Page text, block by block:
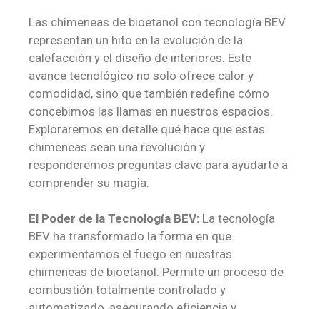
Las chimeneas de bioetanol con tecnología BEV
representan un hito en la evolución de la
calefacción y el diseño de interiores. Este
avance tecnológico no solo ofrece calor y
comodidad, sino que también redefine cómo
concebimos las llamas en nuestros espacios.
Exploraremos en detalle qué hace que estas
chimeneas sean una revolución y
responderemos preguntas clave para ayudarte a
comprender su magia.
El Poder de la Tecnología BEV: La tecnología
BEV ha transformado la forma en que
experimentamos el fuego en nuestras
chimeneas de bioetanol. Permite un proceso de
combustión totalmente controlado y